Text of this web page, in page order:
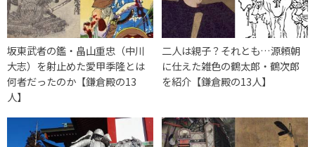
坂東武者の鑑・畠山重忠（中川
大志）を射止めた愛甲季隆とは
何者だったのか【鎌倉殿の13
人】
二人は親子？それとも…源頼朝
に仕えた雑色の鶴太郎・鶴次郎
を紹介【鎌倉殿の13人】